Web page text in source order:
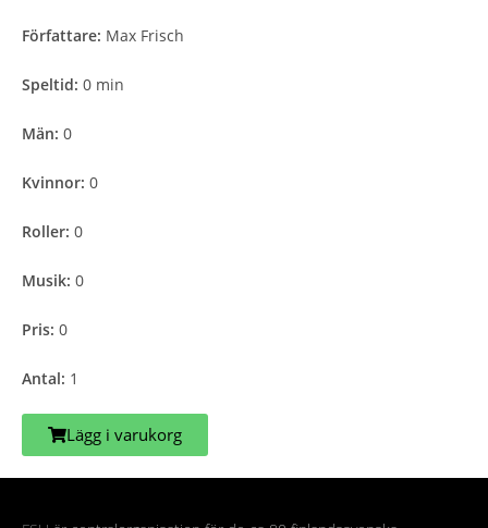
Författare: Max Frisch
Speltid: 0 min
Män: 0
Kvinnor: 0
Roller: 0
Musik: 0
Pris: 0
Antal: 1
Lägg i varukorg